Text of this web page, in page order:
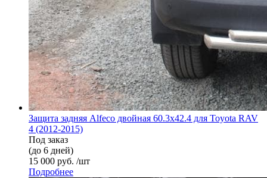
Защита задняя Alfeco двойная 60.3х42.4 для Toyota RAV
4 (2012-2015)
Под заказ
(до 6 дней)
15 000 руб. /шт
Подробнее